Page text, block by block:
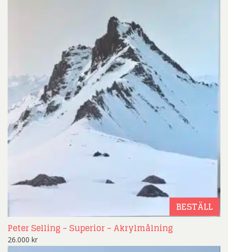
BESTÄLL
Peter Selling – Superior – Akrylmålning
26.000 kr